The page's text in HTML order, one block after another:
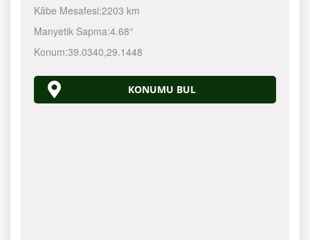
Kâbe Mesafesi:2203 km
Manyetik Sapma:4.68°
Konum:39.0340,29.1448
KONUMU BUL